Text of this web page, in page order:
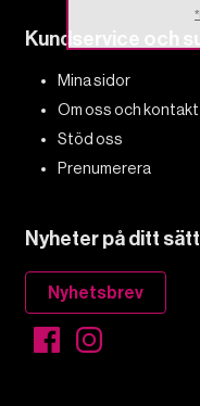
Kundservice och
Mina sidor
Om oss och kontakt
Stöd oss
Prenumerera
Nyheter på ditt sätt
Nyhetsbrev